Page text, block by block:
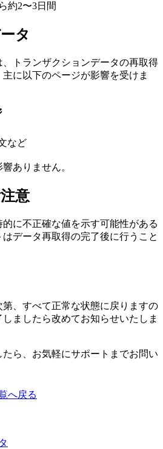
約2〜3日間
タ
トランザクションデータの再取得
に以下のページが影響を受けま
など
ありません。
意
に不正確な値を示す可能性がある
データ再取得の完了後に行うこと
、すべて正常な状態に戻りますの
ましたら改めてお知らせいたしま
ら、お気軽にサポートまでお問い
へ戻る